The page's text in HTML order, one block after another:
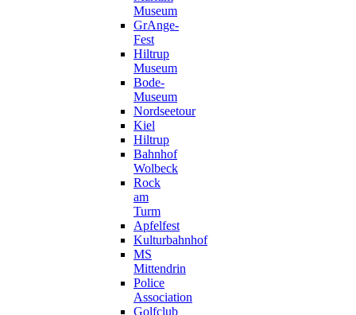
Museum
GrAnge-
Fest
Hiltrup
Museum
Bode-
Museum
Nordseetour
Kiel
Hiltrup
Bahnhof
Wolbeck
Rock
am
Turm
Apfelfest
Kulturbahnhof
MS
Mittendrin
Police
Association
Golfclub